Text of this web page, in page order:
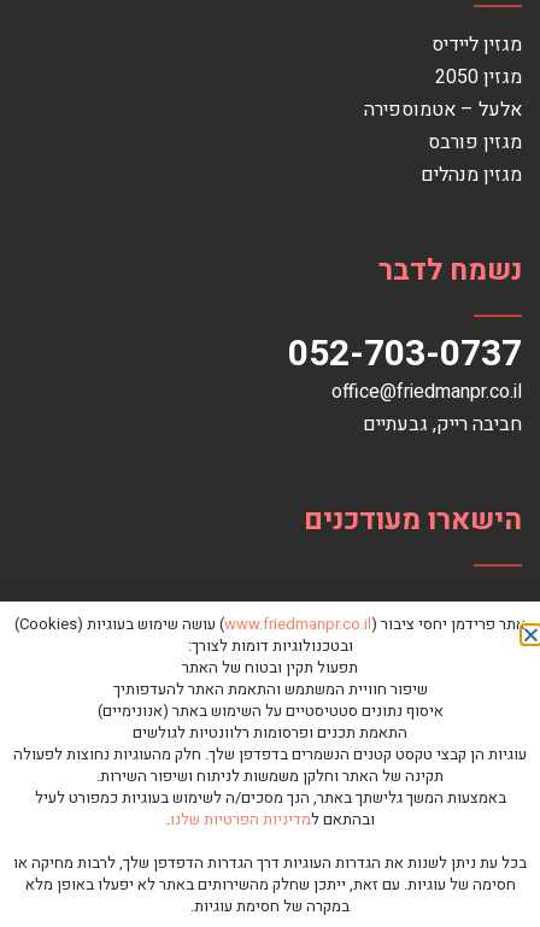
מגזין ליידיס
מגזין 2050
אלעל – אטמוספירה
מגזין פורבס
מגזין מנהלים
נשמח לדבר
052-703-0737
office@friedmanpr.co.il
חביבה רייק‏, ‏גבעתיים‏
הישארו מעודכנים
כל הזכויות שמורות לפרידמן יחסי ציבור © |
בניית אתרי אינטרנט לעסקים
גלילה
אתר פרידמן יחסי ציבור (www.friedmanpr.co.il
) עושה שימוש בעוגיות (Cookies)
ובטכנולוגיות דומות לצורך:
תפעול תקין ובטוח של האתר
שיפור חוויית המשתמש והתאמת האתר להעדפותיך
איסוף נתונים סטטיסטיים על השימוש באתר (אנונימיים)
התאמת תכנים ופרסומות רלוונטיות לגולשים
עוגיות הן קבצי טקסט קטנים הנשמרים בדפדפן שלך. חלק מהעוגיות נחוצות לפעולה
תקינה של האתר וחלקן משמשות לניתוח ושיפור השירות.
באמצעות המשך גלישתך באתר, הנך מסכים/ה לשימוש בעוגיות כמפורט לעיל
ובהתאם למדיניות הפרטיות שלנו.
בכל עת ניתן לשנות את הגדרות העוגיות דרך הגדרות הדפדפן שלך, לרבות מחיקה או
חסימה של עוגיות. עם זאת, ייתכן שחלק מהשירותים באתר לא יפעלו באופן מלא
במקרה של חסימת עוגיות.